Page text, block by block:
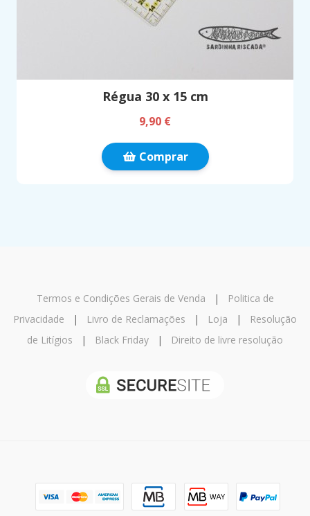
Régua 30 x 15 cm
9,90 €
Comprar
Termos e Condições Gerais de Venda |
Politica de
Privacidade | Livro de Reclamações | Loja |
Resolução
de Litígios | Black Friday | Direito de livre resolução